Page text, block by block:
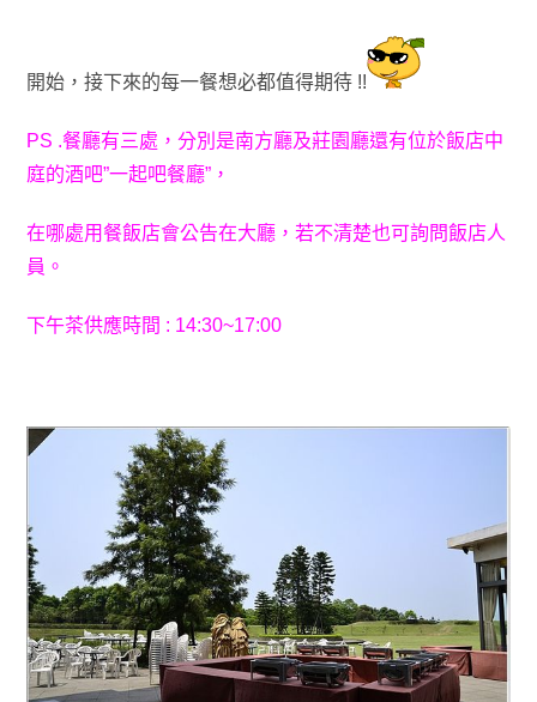
開始，接下來的每一餐想必都值得期待 !!
PS .餐廳有三處 ，分別是南方廳及莊園廳還有位於飯店中
庭的酒吧”一起吧餐廳”，
在哪處用餐飯店會公告在大廳，若不清楚也可詢問飯店人
員 。
下午茶供應時間 : 14:30~17:00